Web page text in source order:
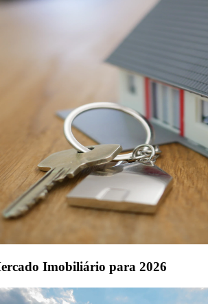
Imobiliário para 2026